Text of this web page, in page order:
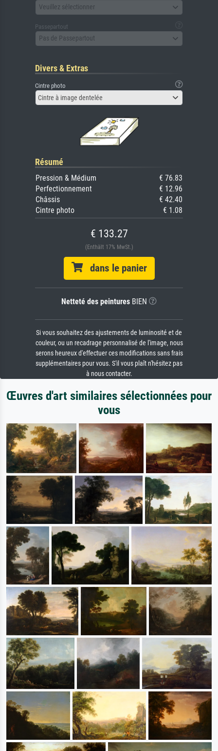
Veuillez sélectionner
Passepartout
Pas de Passepartout
Divers & Extras
Cintre photo
Cintre à image dentelée
Résumé
Pression & Médium
€ 76.83
Perfectionnement
€ 12.96
Châssis
€ 42.40
Cintre photo
€ 1.08
€ 133.27
(Enthält 17% MwSt.)
dans le panier
Netteté des peintures BIEN
Si vous souhaitez des ajustements de luminosité et de
couleur, ou un recadrage personnalisé de l'image, nous
serons heureux d'effectuer ces modifications sans frais
supplémentaires pour vous. S'il vous plaît n'hésitez pas
à nous contacter.
Œuvres d'art similaires sélectionnées pour
vous